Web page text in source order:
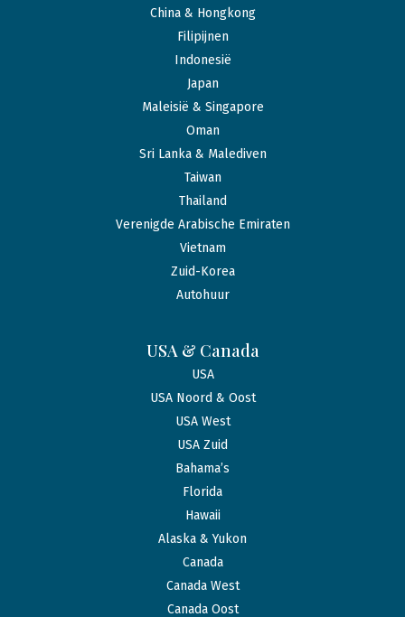
China & Hongkong
Filipijnen
Indonesië
Japan
Maleisië & Singapore
Oman
Sri Lanka & Malediven
Taiwan
Thailand
Verenigde Arabische Emiraten
Vietnam
Zuid-Korea
Autohuur
USA & Canada
USA
USA Noord & Oost
USA West
USA Zuid
Bahama’s
Florida
Hawaii
Alaska & Yukon
Canada
Canada West
Canada Oost